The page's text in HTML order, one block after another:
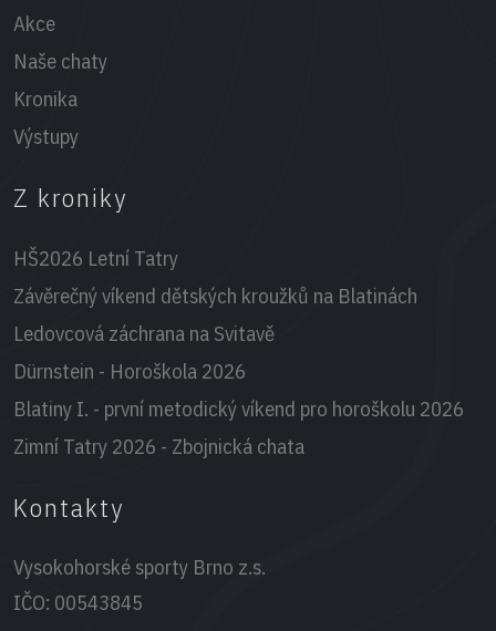
Akce
Naše chaty
Kronika
Výstupy
Z kroniky
HŠ2026 Letní Tatry
Závěrečný víkend dětských kroužků na Blatinách
Ledovcová záchrana na Svitavě
Dürnstein - Horoškola 2026
Blatiny I. - první metodický víkend pro horoškolu 2026
Zimní Tatry 2026 - Zbojnická chata
Kontakty
Vysokohorské sporty Brno z.s.
IČO: 00543845